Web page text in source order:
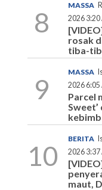
8
MASSA
2026 3:20
rosak
tiba-
9
MASSA
2026 6:05
Parcel
Sweet’
10
BERITA
2026 3:37
maut,